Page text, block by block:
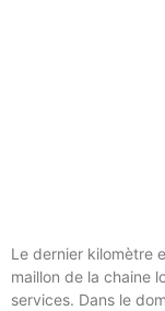
Le dernier kilomètre
maillon de la chaine
services. Dans le